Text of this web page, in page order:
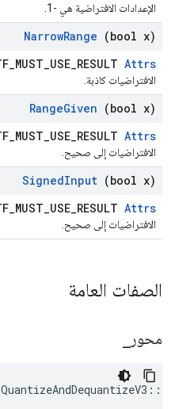
الإعدادات الافتراضية هي -1.
NarrowRange (bool x)
Attrs
الافتراضيات كاذبة.
RangeGiven (bool x)
Attrs
الافتراضيات إلى صحيح.
SignedInput (bool x)
Attrs
الافتراضيات إلى صحيح.
الصفات العامة
محور